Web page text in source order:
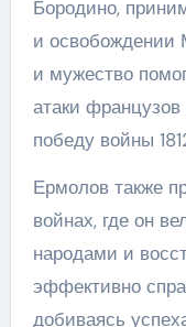
Бородино,
и освобождении
и мужество
атаки
победу войны
Ермолов также
войнах, где он
народами и
эффективно
добиваясь